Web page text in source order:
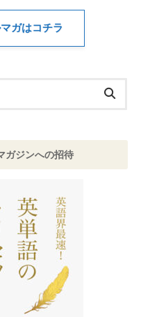
ガはコチラ
ガジンへの招待